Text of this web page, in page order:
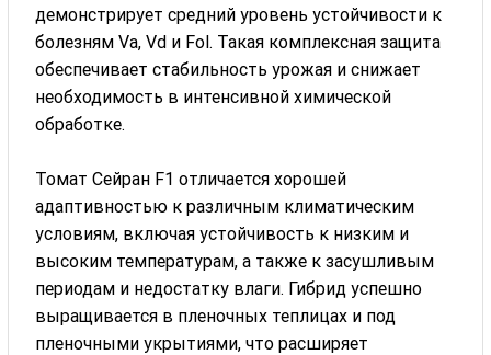
демонстрирует средний уровень устойчивости к
болезням Va, Vd и Fol. Такая комплексная защита
обеспечивает стабильность урожая и снижает
необходимость в интенсивной химической
обработке.
Томат Сейран F1 отличается хорошей
адаптивностью к различным климатическим
условиям, включая устойчивость к низким и
высоким температурам, а также к засушливым
периодам и недостатку влаги. Гибрид успешно
выращивается в пленочных теплицах и под
пленочными укрытиями, что расширяет